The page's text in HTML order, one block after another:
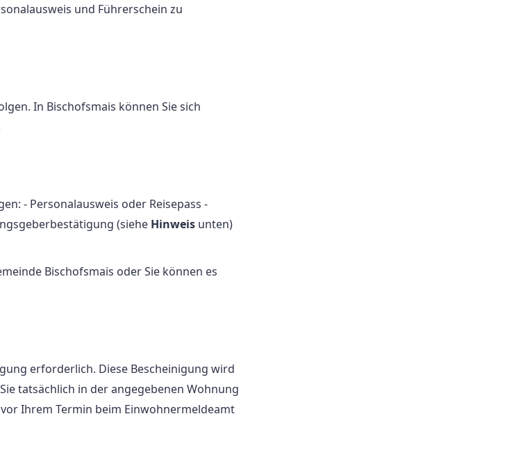
und Führerschein zu
In Bischofsmais können Sie sich
- Personalausweis oder Reisepass -
(siehe Hinweis unten)
Bischofsmais oder Sie können es
erforderlich. Diese Bescheinigung wird
tatsächlich in der angegebenen Wohnung
Ihrem Termin beim Einwohnermeldeamt